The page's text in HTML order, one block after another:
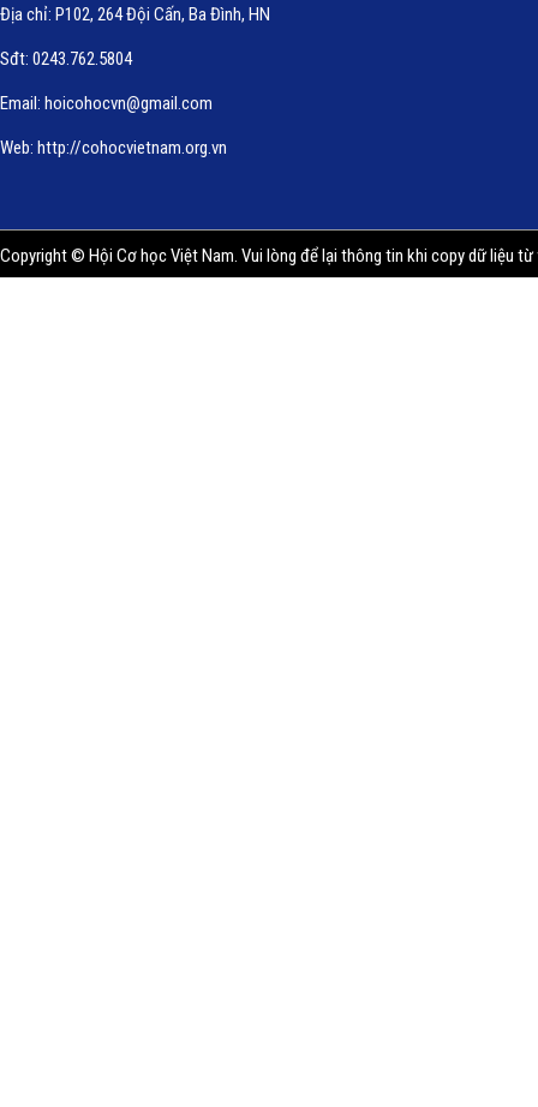
Địa chỉ: P102, 264 Đội Cấn, Ba Đình, HN
Sđt: 0243.762.5804
Email: hoicohocvn@gmail.com
Web: http://cohocvietnam.org.vn
Copyright © Hội Cơ học Việt Nam. Vui lòng để lại thông tin khi copy dữ liệu từ